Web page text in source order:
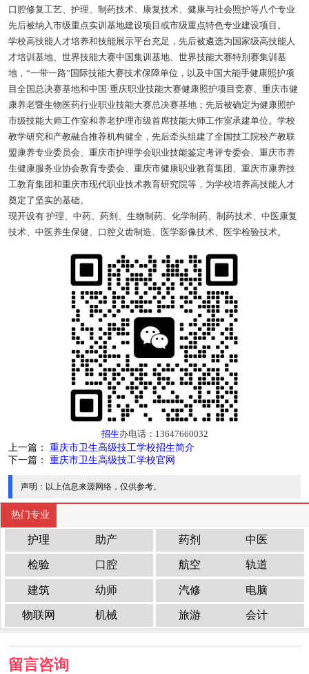
口腔修复工艺、护理、制药技术、康复技术、健康与社会照护等八个专业
先后被纳入市级重点实训基地建设项目或市级重点特色专业建设项目。
学校高技能人才培养和技能展示平台充足，先后被遴选为国家级高技能人
才培训基地、世界技能大赛中国集训基地、世界技能大赛特别赛集训基
地，“一带一路”国际技能大赛技术保障单位，以及中国大能手健康照护项
目全国总决赛基地和中国·重庆职业技能大赛健康照护项目竞赛、重庆市健
康养老暨生物医药行业职业技能大赛总决赛基地；先后被确定为健康照护
市级技能大师工作室和养老护理市级首席技能大师工作室承建单位。学校
教学研究和产教融合推荐机构健全，先后牵头组建了全国技工院校产教联
盟康养专业委员会、重庆市护理学会职业技能鉴定考评专委会、重庆市养
生健康服务业协会教育专委会、重庆市健康职业教育集团、重庆市康养技
工教育集团和重庆市现代职业技术教育研究院等，为学校培养高技能人才
奠定了坚实的基础。
现开设有 护理、中药、药剂、生物制药、化学制药、制药技术、中医康复
技术、中医养生保健、口腔义齿制造、医学影像技术、医学检验技术。
招生办电话：13647660032
上一篇： 重庆市卫生高级技工学校招生简介
下一篇： 重庆市卫生高级技工学校官网
声明： 以上信息来源网络，仅供参考。
热门专业
护理 助产 药剂 中医
检验 口腔 航空 轨道
建筑 幼师 汽修 电脑
物联网 机械 旅游 会计
留言咨询